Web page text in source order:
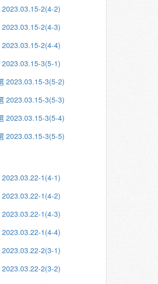
2023.03.15-2(4-2)
2023.03.15-2(4-3)
2023.03.15-2(4-4)
2023.03.15-3(5-1)
2023.03.15-3(5-2)
2023.03.15-3(5-3)
2023.03.15-3(5-4)
2023.03.15-3(5-5)
2023.03.22-1(4-1)
2023.03.22-1(4-2)
2023.03.22-1(4-3)
2023.03.22-1(4-4)
2023.03.22-2(3-1)
2023.03.22-2(3-2)